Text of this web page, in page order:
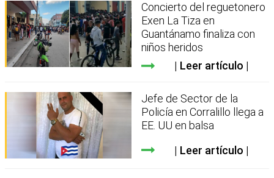
Concierto del reguetonero
Exen La Tiza en
Guantánamo finaliza con
niños heridos
Leer artículo
Jefe de Sector de la
Policía en Corralillo llega a
EE. UU en balsa
Leer artículo